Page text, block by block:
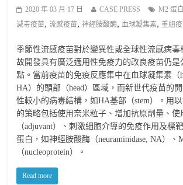
2020 年 03 月 17 日 CASE PRESS M2 蛋白
減毒疫苗,流感疫苗,神經胺酸酶, 血球凝集素,重組
季節性流感疫苗對於變異性或全球性流感病毒
故開發具有廣泛適用性免疫力的改良疫苗仍是
點。當前疫苗的免疫反應集中在血球凝集素（
HA）的頭部（head）區域，而新世代疫苗的
性較小的病毒結構，如HA基部（stem）。用
的策略包括使用奈米粒子、增加抗原劑量、使
（adjuvant）、刺激細胞介導的免疫作用及標
蛋白，如神經胺酸酶（neuraminidase, NA）、
（nucleoprotein）。
Read more